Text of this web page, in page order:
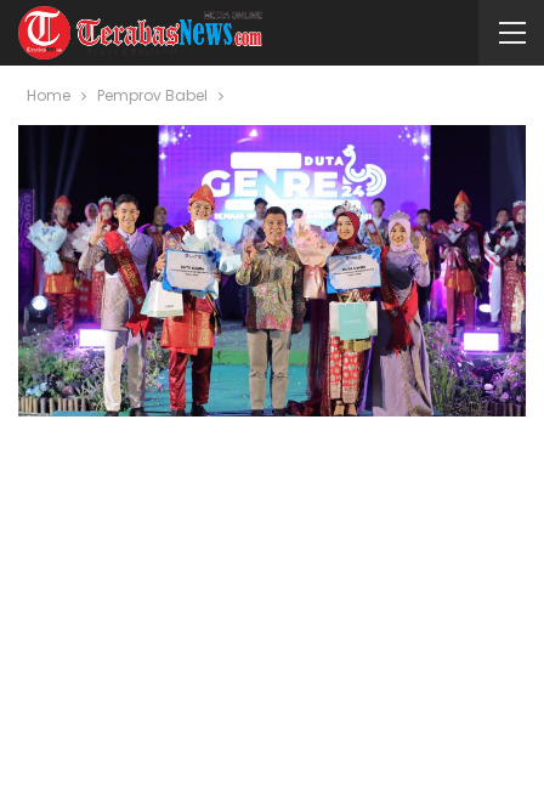
Home Pemprov Babel